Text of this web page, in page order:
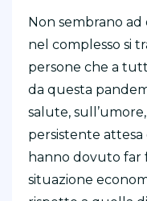
Non sembrano
nel complesso si
persone che a
da questa
salute,
persistente attesa
hanno dovuto far
situazione